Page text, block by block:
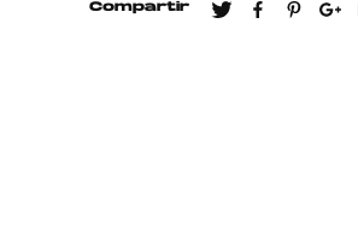
Compartir